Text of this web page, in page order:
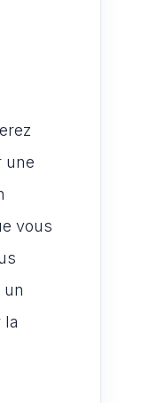
une
vous
un
la